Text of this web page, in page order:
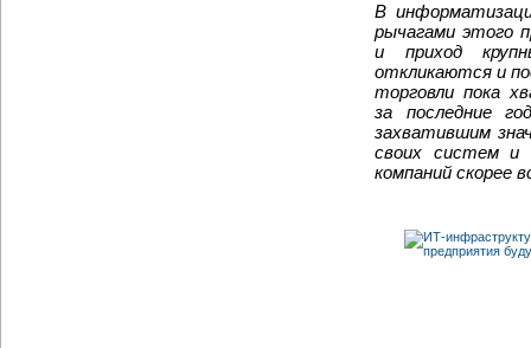
В
рычагами этого
и приход
откликаются и
торговли пока
за последние
захватившим
своих систем и
компаний скорее